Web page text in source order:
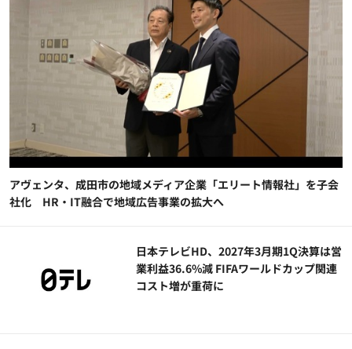
アヴェンタ、成田市の地域メディア企業「エリート情報社」を子会
社化 HR・IT融合で地域広告事業の拡大へ
日本テレビHD、2027年3月期1Q決算は営
業利益36.6%減 FIFAワールドカップ関連
コスト増が重荷に